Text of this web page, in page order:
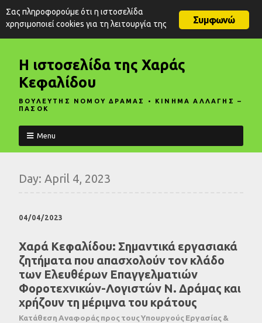
Η ιστοσελίδα της Χαράς
Κεφαλίδου
ΒΟΥΛΕΥΤΗΣ ΝΟΜΟΥ ΔΡΑΜΑΣ • ΚΙΝΗΜΑ ΑΛΛΑΓΗΣ –
ΠΑΣΟΚ
Menu
Day: April 4, 2023
04/04/2023
Χαρά Κεφαλίδου: Σημαντικά εργασιακά
ζητήματα που απασχολούν τον κλάδο
των Ελευθέρων Επαγγελματιών
Φοροτεχνικών-Λογιστών Ν. Δράμας και
χρήζουν τη μέριμνα του κράτους
Κατάθεση Αναφοράς προς τους Υπουργούς Εργασίας &
Συμφωνώ
Σας πληροφορούμε ότι η ιστοσελίδα
χρησιμοποιεί cookies για τη λειτουργία της